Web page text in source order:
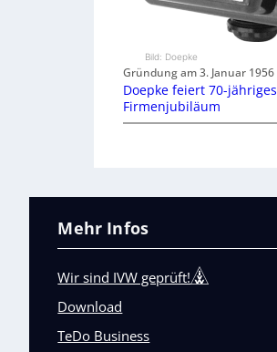
Bild: Doepke
Gründung am 3. Januar 1956
Doepke feiert 70-jähriges
Firmenjubiläum
Mehr Infos
Wir sind IVW geprüft!
Download
TeDo Business